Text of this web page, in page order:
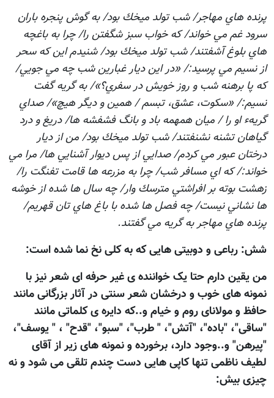
پرنده هاي مهاجر/ شب تولد ميخك بود/ به گوش پنجره باران
سرود غم مي خواند/ كه خواب سبز شگفتن را/ چرا به باغچه
هاي بلوغ آشفتند/ شب تولد ميخك بود/ شنيدم اين كه سحر
از نسيم مي پرسيد:/ «در اين ديار غبارين شب چه مي جويي/
كه پا برهنه شب و روز خويش در سفري؟»/ به گريه گفت
نسيم:/ «سكوت، عشق، تبسم / همين و ديگر هيچ»/ صداي
گريهء او را / ميان همهمه باد و بانگ فشفشه ها/ دريغ و درد
گياهان تشنه نشنفتند/ شب تولد ميخك بود/ من از ديار
درختان عبور مي كردم/ صدايي از پس ديوار آشنايي ها/ مرا مي
خواند:/ كه اي مسافر شب/ چرا به مزرعه ها قامت تفنگت را/
زهشت بوته بر افراشتي مترسك وار/ چه سال ها شده از خوشه
ها نشاني نيست/ چه فصل ها شده با باغ هاي تان قهريم/
پرنده هاي مهاجر به گريه مي گفتند.
شش: رباعی و دوبيتی هایی که به کلی نخ نما شده است:
من يقين دارم حتا يک خواننده ی غير حرفه ای شعر نيز با
نمونه های خوب و درخشان شعر سنتی در آثار بزرگانی مانند
حافظ و مولانای روم و خيام و..که دايره ی کلماتی مانند
"ساقی"، "باده"، "آتش"، " طرب"، "سبو"، "قدح" ، " یوسف"،
"پیرهن" و..وجود دارد، برخورده و نمونه های زير از آقای
لطيف ناظمی تنها کاپی هایی دست چندم تلقی می شود و نه
چيزی بيش: